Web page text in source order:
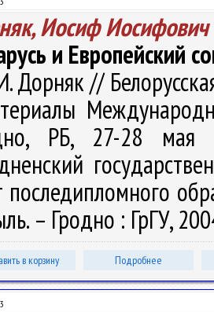
Иосиф Иосифович
и Европейский
Дорняк //
РБ, 27-28 мая
– Гродно : ГрГУ,
в корзину Подробнее